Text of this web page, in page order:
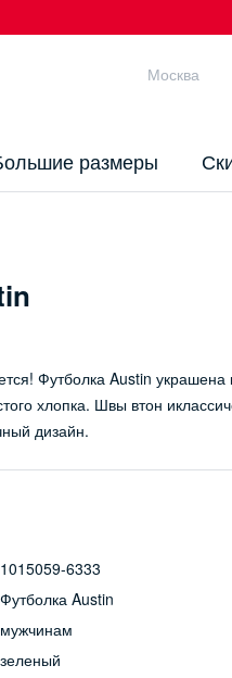
размеры
Москва
Футболка Austin украшена
хлопка. Швы втон
дизайн.
1015059-6333
Футболка Austin
мужчинам
зеленый